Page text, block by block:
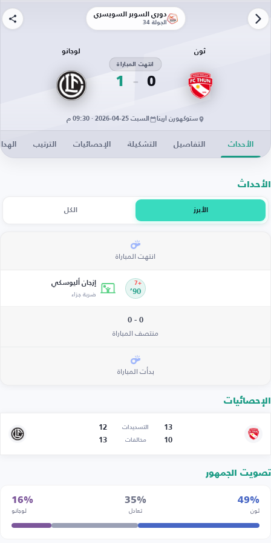
دوري السوبر السويسري
الجولة 34
ثون
0
انتهت المباراة
1
لوجانو
ستوكهورن أرينا السبت 25-04-2026 · 09:30 م
الأحداث التفاصيل التشكيلة الإحصائيات الترتيب
الأحداث
الأبرز الكل
انتهت المباراة
90’
+7 إزجان أليوسكي
ضربة جزاء
0 - 0
منتصف المباراة
بدأت المباراة
الإحصائيات
13 التسديدات
12
10
مخالفات 13
تصويت الجمهور
49%
ثون
35%
تعادل
16%
لوجانو